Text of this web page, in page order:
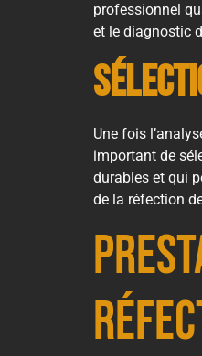
professionnel
et le diagnostic
Une fois
important de
durables et qui
de la réfection